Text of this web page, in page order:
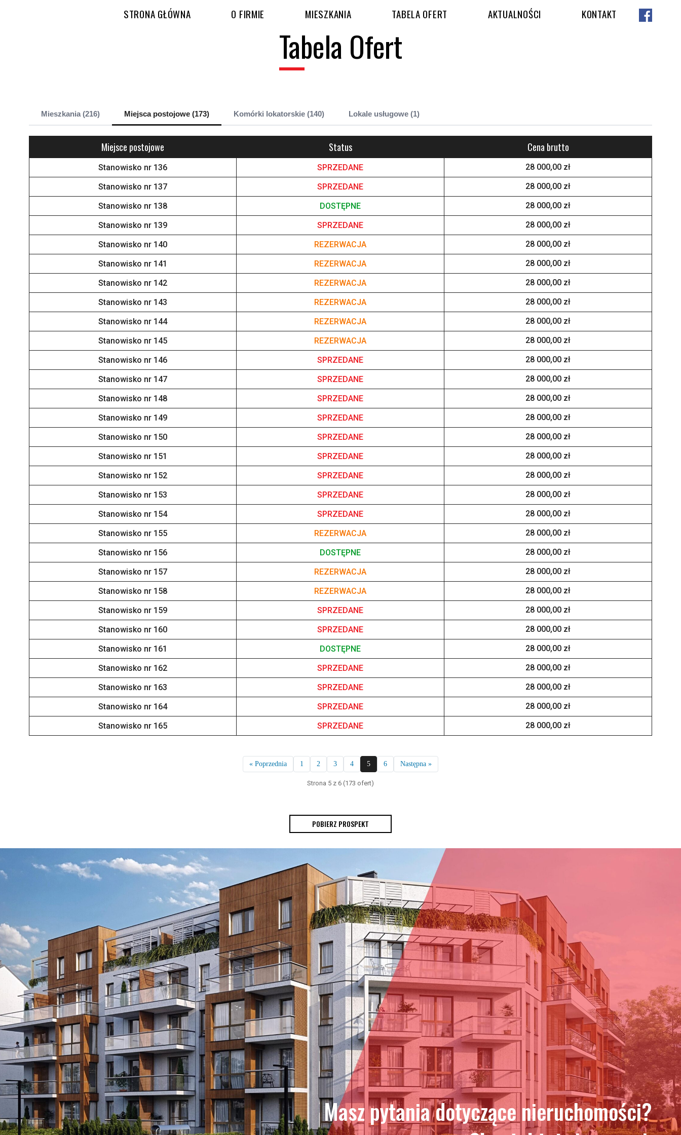
STRONA GŁÓWNA O FIRMIE MIESZKANIA TABELA OFERT AKTUALNOŚCI KONTAKT
Tabela Ofert
Mieszkania (216) Miejsca postojowe (173) Komórki lokatorskie (140) Lokale usługowe (1)
Miejsce postojowe Status Cena brutto
Stanowisko nr 136 SPRZEDANE 28 000,00 zł
Stanowisko nr 137 SPRZEDANE 28 000,00 zł
Stanowisko nr 138 DOSTĘPNE 28 000,00 zł
Stanowisko nr 139 SPRZEDANE 28 000,00 zł
Stanowisko nr 140 REZERWACJA 28 000,00 zł
Stanowisko nr 141 REZERWACJA 28 000,00 zł
Stanowisko nr 142 REZERWACJA 28 000,00 zł
Stanowisko nr 143 REZERWACJA 28 000,00 zł
Stanowisko nr 144 REZERWACJA 28 000,00 zł
Stanowisko nr 145 REZERWACJA 28 000,00 zł
Stanowisko nr 146 SPRZEDANE 28 000,00 zł
Stanowisko nr 147 SPRZEDANE 28 000,00 zł
Stanowisko nr 148 SPRZEDANE 28 000,00 zł
Stanowisko nr 149 SPRZEDANE 28 000,00 zł
Stanowisko nr 150 SPRZEDANE 28 000,00 zł
Stanowisko nr 151 SPRZEDANE 28 000,00 zł
Stanowisko nr 152 SPRZEDANE 28 000,00 zł
Stanowisko nr 153 SPRZEDANE 28 000,00 zł
Stanowisko nr 154 SPRZEDANE 28 000,00 zł
Stanowisko nr 155 REZERWACJA 28 000,00 zł
Stanowisko nr 156 DOSTĘPNE 28 000,00 zł
Stanowisko nr 157 REZERWACJA 28 000,00 zł
Stanowisko nr 158 REZERWACJA 28 000,00 zł
Stanowisko nr 159 SPRZEDANE 28 000,00 zł
Stanowisko nr 160 SPRZEDANE 28 000,00 zł
Stanowisko nr 161 DOSTĘPNE 28 000,00 zł
Stanowisko nr 162 SPRZEDANE 28 000,00 zł
Stanowisko nr 163 SPRZEDANE 28 000,00 zł
Stanowisko nr 164 SPRZEDANE 28 000,00 zł
Stanowisko nr 165 SPRZEDANE 28 000,00 zł
« Poprzednia 1 2 3 4 5 6 Następna »
Strona 5 z 6 (173 ofert)
POBIERZ PROSPEKT
Masz pytania dotyczące nieruchomości?